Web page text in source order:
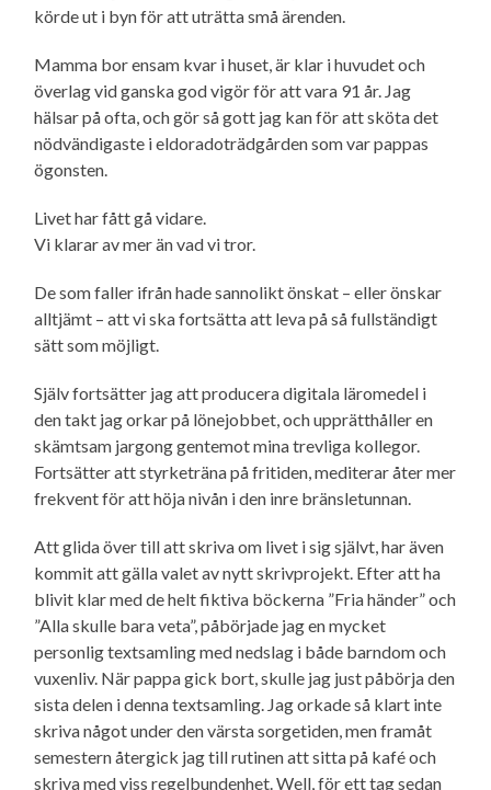
körde ut i byn för att uträtta små ärenden.
Mamma bor ensam kvar i huset, är klar i huvudet och
överlag vid ganska god vigör för att vara 91 år. Jag
hälsar på ofta, och gör så gott jag kan för att sköta det
nödvändigaste i eldorado­trädgården som var pappas
ögonsten.
Livet har fått gå vidare.
Vi klarar av mer än vad vi tror.
De som faller ifrån hade sannolikt önskat – eller önskar
alltjämt – att vi ska fortsätta att leva på så fullständigt
sätt som möjligt.
Själv fortsätter jag att producera digitala läromedel i
den takt jag orkar på lönejobbet, och upprätthåller en
skämtsam jargong gentemot mina trevliga kollegor.
Fortsätter att styrketräna på fritiden, mediterar åter mer
frekvent för att höja nivån i den inre bränsletunnan.
Att glida över till att skriva om livet i sig självt, har även
kommit att gälla valet av nytt skrivprojekt. Efter att ha
blivit klar med de helt fiktiva böckerna ”Fria händer” och
”Alla skulle bara veta”, påbörjade jag en mycket
personlig textsamling med nedslag i både barndom och
vuxenliv. När pappa gick bort, skulle jag just påbörja den
sista delen i denna textsamling. Jag orkade så klart inte
skriva något under den värsta sorgetiden, men framåt
semestern återgick jag till rutinen att sitta på kafé och
skriva med viss regelbundenhet. Well, för ett tag sedan